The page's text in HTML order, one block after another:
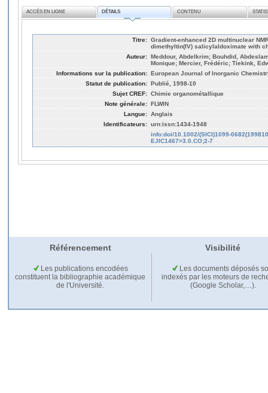
ACCÈS EN LIGNE DÉTAILS CONTENU
Titre: Gradient-enhanced 2D multinuclear
dimethyltin(IV) salicylaldoximate with
Auteur: Meddour, Abdelkrim; Bouhdid,
Monique; Mercier, Frédéric; Tiekink,
Informations sur la publication: European Journal of Inorganic
Statut de publication: Publié, 1998-10
Sujet CREF: Chimie organométallique
Note générale: FLWIN
Langue: Anglais
Identificateurs: urn:issn:1434-1948
info:doi/10.1002/(SICI)1099-
EJIC1467>3.0.CO;2-7
Référencement Visibilité
Les publications encodées
constituent la bibliographie académique
de l'Université.
Les documents déposés
indexés par les moteurs de
(Google Scholar,…).